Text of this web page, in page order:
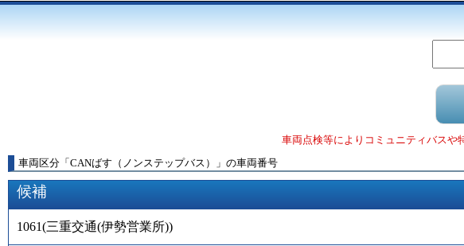
車両点検等によりコミュニティバスや
車両区分 「 CANばす（ノンステップバス） 」 の車両番号
候補
1061(三重交通(伊勢営業所))